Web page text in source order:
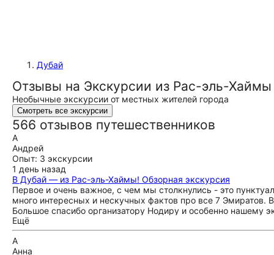
Дубай
Отзывы на Экскурсии из Рас-эль-
Необычные экскурсии от местных жителей города
Смотреть все экскурсии
566 отзывов путешественников
А
Андрей
Опыт: 3 экскурсии
1 день назад
В Дубай — из Рас-эль-Хаймы! Обзорная экскурсия
Первое и очень важное, с чем мы столкнулись - это
много интересных и нескучных фактов про все 7 Эмиратов.
Большое спасибо организатору Нодиру и особенно нашему
Ещё
А
Анна